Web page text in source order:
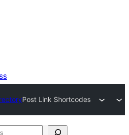
Post Link Shortcodes